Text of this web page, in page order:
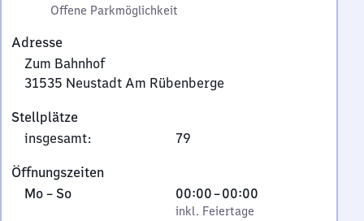
Offene Parkmöglichkeit
Adresse
Zum Bahnhof
31535 Neustadt Am Rübenberge
Bahnhof,
3
5
3
Stellplätze
insgesamt: 79
Öffnungszeiten
Montag
Mo – So,
00:00–00:00
Von
0
inkl. Feiertage